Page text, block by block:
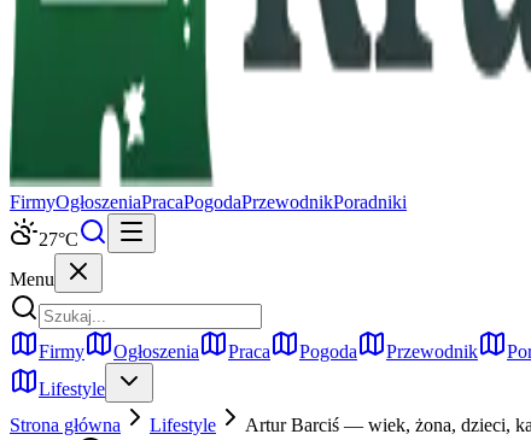
FirmyOgłoszeniaPracaPogodaPrzewodnikPoradniki
27°C
Menu
Firmy Ogłoszenia Praca Pogoda Przewodnik
Lifestyle
Strona główna
Lifestyle
Artur Barciś — wiek, żona, dzieci,